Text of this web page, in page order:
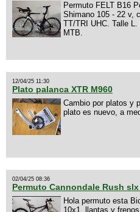
Permuto FELT B16
Shimano 105 - 22 v,
TT/TRI UHC. Talle
MTB.
12/04/25 11:30
Plato palanca XTR M960
Cambio por platos y
plato es nuevo, a
02/04/25 08:36
Permuto Cannondale Rush slx
Hola permuto esta
10x1, llantas y